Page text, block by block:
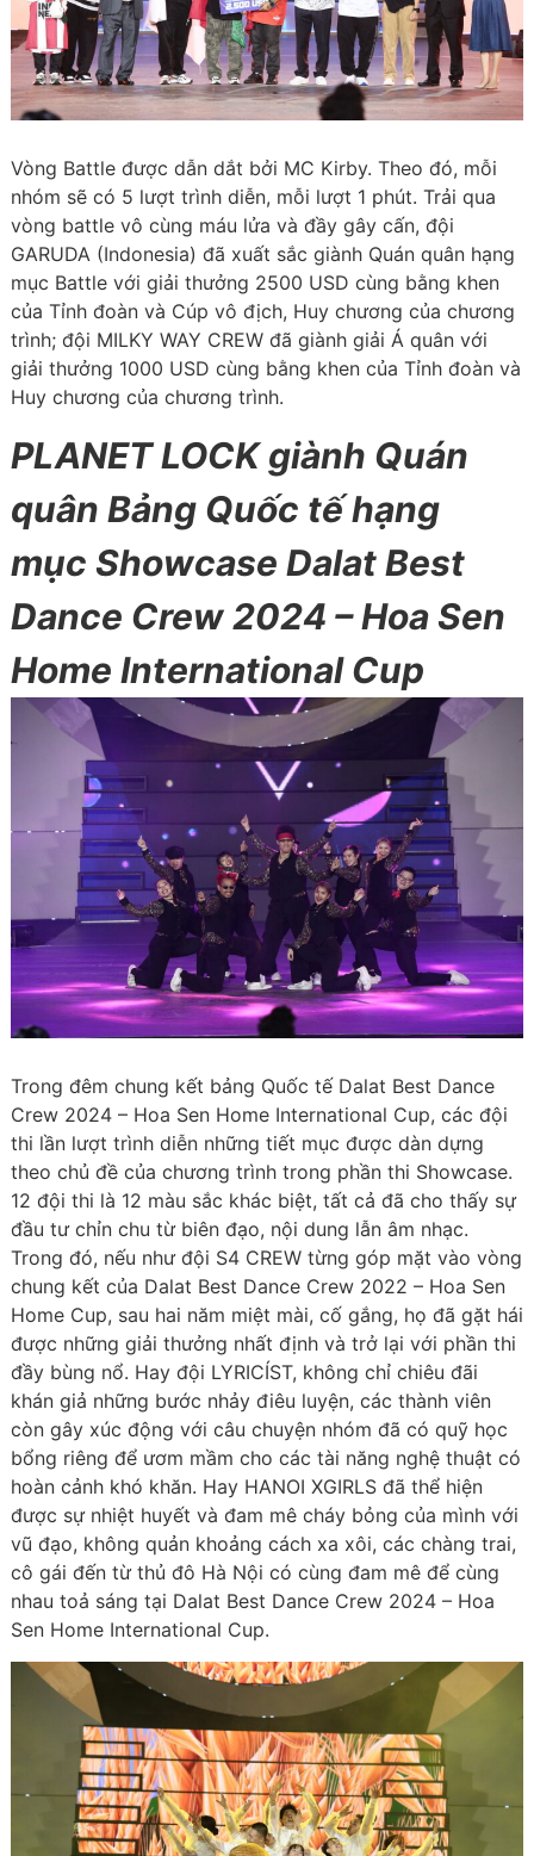
Vòng Battle được dẫn dắt bởi MC Kirby. Theo đó, mỗi
nhóm sẽ có 5 lượt trình diễn, mỗi lượt 1 phút. Trải qua
vòng battle vô cùng máu lửa và đầy gây cấn, đội
GARUDA (Indonesia) đã xuất sắc giành Quán quân hạng
mục Battle với giải thưởng 2500 USD cùng bằng khen
của Tỉnh đoàn và Cúp vô địch, Huy chương của chương
trình; đội MILKY WAY CREW đã giành giải Á quân với
giải thưởng 1000 USD cùng bằng khen của Tỉnh đoàn và
Huy chương của chương trình.
PLANET LOCK giành Quán
quân Bảng Quốc tế hạng
mục Showcase Dalat Best
Dance Crew 2024 – Hoa Sen
Home International Cup
Trong đêm chung kết bảng Quốc tế Dalat Best Dance
Crew 2024 – Hoa Sen Home International Cup, các đội
thi lần lượt trình diễn những tiết mục được dàn dựng
theo chủ đề của chương trình trong phần thi Showcase.
12 đội thi là 12 màu sắc khác biệt, tất cả đã cho thấy sự
đầu tư chỉn chu từ biên đạo, nội dung lẫn âm nhạc.
Trong đó, nếu như đội S4 CREW từng góp mặt vào vòng
chung kết của Dalat Best Dance Crew 2022 – Hoa Sen
Home Cup, sau hai năm miệt mài, cố gắng, họ đã gặt hái
được những giải thưởng nhất định và trở lại với phần thi
đầy bùng nổ. Hay đội LYRICÍST, không chỉ chiêu đãi
khán giả những bước nhảy điêu luyện, các thành viên
còn gây xúc động với câu chuyện nhóm đã có quỹ học
bổng riêng để ươm mầm cho các tài năng nghệ thuật có
hoàn cảnh khó khăn. Hay HANOI XGIRLS đã thể hiện
được sự nhiệt huyết và đam mê cháy bỏng của mình với
vũ đạo, không quản khoảng cách xa xôi, các chàng trai,
cô gái đến từ thủ đô Hà Nội có cùng đam mê để cùng
nhau toả sáng tại Dalat Best Dance Crew 2024 – Hoa
Sen Home International Cup.